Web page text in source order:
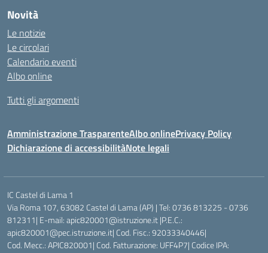
Novità
Le notizie
Le circolari
Calendario eventi
Albo online
Tutti gli argomenti
Amministrazione TrasparenteAlbo onlinePrivacy Policy
Dichiarazione di accessibilitàNote legali
IC Castel di Lama 1
Via Roma 107, 63082 Castel di Lama (AP) | Tel: 0736 813225 - 0736
812311| E-mail: apic820001@istruzione.it |P.E.C.:
apic820001@pec.istruzione.it| Cod. Fisc.: 92033340446|
Cod. Mecc.: APIC820001| Cod. Fatturazione: UFF4P7| Codice IPA: